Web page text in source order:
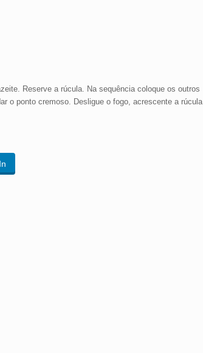
Reserve a rúcula. Na sequência coloque os outros
o ponto cremoso. Desligue o fogo, acrescente a rúcula